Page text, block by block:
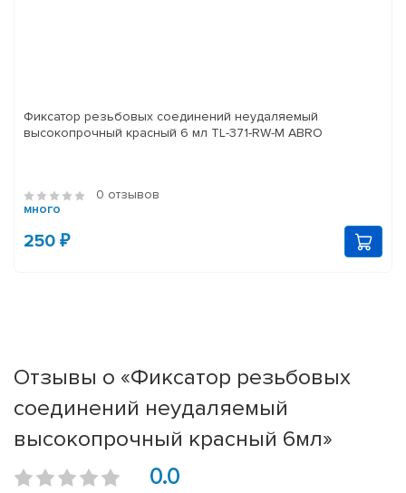
Фиксатор резьбовых соединений неудаляемый
высокопрочный красный 6 мл TL-371-RW-M ABRO
0 отзывов
много
250 ₽
Отзывы о «Фиксатор резьбовых
соединений неудаляемый
высокопрочный красный 6мл»
0.0